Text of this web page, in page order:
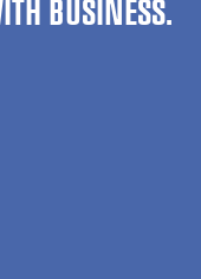
BUSINESS.